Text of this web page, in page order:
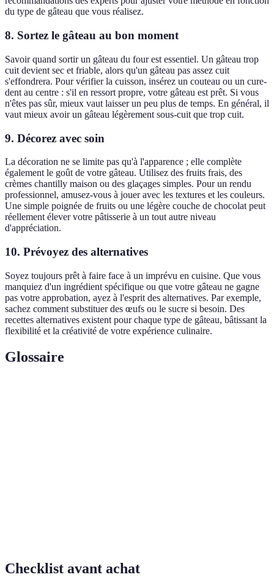
du type de gâteau que vous réalisez.
8. Sortez le gâteau au bon moment
Savoir quand sortir un gâteau du four est essentiel. Un gâteau trop
cuit devient sec et friable, alors qu'un gâteau pas assez cuit
s'effondrera. Pour vérifier la cuisson, insérez un couteau ou un cure-
dent au centre : s'il en ressort propre, votre gâteau est prêt. Si vous
n'êtes pas sûr, mieux vaut laisser un peu plus de temps. En général, il
vaut mieux avoir un gâteau légèrement sous-cuit que trop cuit.
9. Décorez avec soin
La décoration ne se limite pas qu'à l'apparence ; elle complète
également le goût de votre gâteau. Utilisez des fruits frais, des
crèmes chantilly maison ou des glaçages simples. Pour un rendu
professionnel, amusez-vous à jouer avec les textures et les couleurs.
Une simple poignée de fruits ou une légère couche de chocolat peut
réellement élever votre pâtisserie à un tout autre niveau
d'appréciation.
10. Prévoyez des alternatives
Soyez toujours prêt à faire face à un imprévu en cuisine. Que vous
manquiez d'un ingrédient spécifique ou que votre gâteau ne gagne
pas votre approbation, ayez à l'esprit des alternatives. Par exemple,
sachez comment substituer des œufs ou le sucre si besoin. Des
recettes alternatives existent pour chaque type de gâteau, bâtissant la
flexibilité et la créativité de votre expérience culinaire.
Glossaire
Checklist avant achat